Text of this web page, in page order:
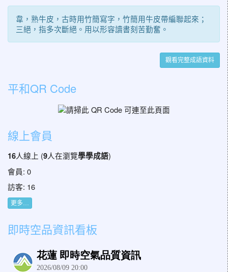
韋，熟牛皮，古時用竹簡寫字，竹簡用牛皮帶編聯起來；
三絕，指多次斷絕。用以形容讀書刻苦勤奮。
觀看完整成語資料
平和QR Code
線上會員
16人線上 (9人在瀏覽學學成語)
會員: 0
訪客: 16
更多…
即時空品資訊看板